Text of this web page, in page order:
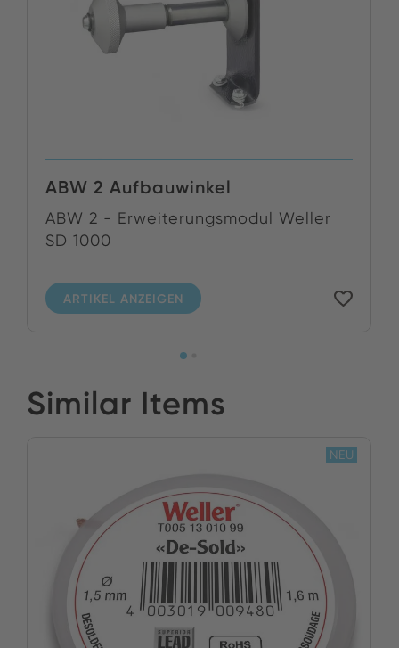
ABW 2 Aufbauwinkel
ABW 2 - Erweiterungsmodul Weller
SD 1000
ARTIKEL ANZEIGEN
Similar Items
NEU